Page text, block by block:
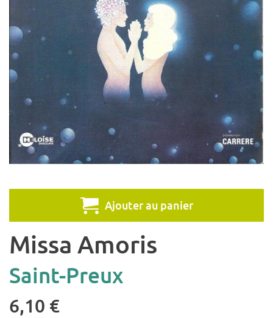
Ajouter au panier
Missa Amoris
Saint-Preux
6,10 €